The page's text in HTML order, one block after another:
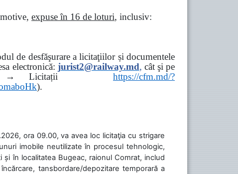
expuse în 16 de loturi, inclusiv:
de desfăşurare a licitaţiilor și documentele
electronică: jurist2@railway.md, cât şi pe
→ Licitațiihttps://cfm.md/?
).
ora 09.00, va avea loc licitaţia cu strigare
imobile neutilizate în procesul tehnologic,
în localitatea Bugeac, raionul Comrat, includ
tansbordare/depozitare temporară a